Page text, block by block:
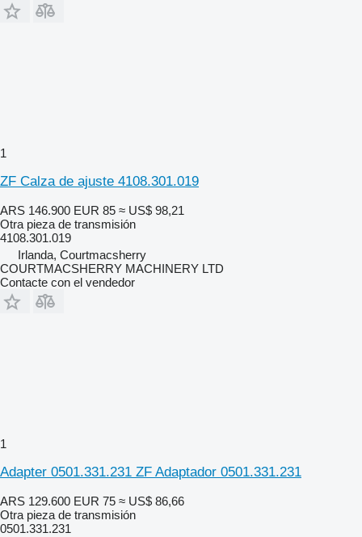
1
ZF Calza de ajuste 4108.301.019
ARS 146.900 EUR 85 ≈ US$ 98,21
Otra pieza de transmisión
4108.301.019
Irlanda, Courtmacsherry
COURTMACSHERRY MACHINERY LTD
Contacte con el vendedor
1
Adapter 0501.331.231 ZF Adaptador 0501.331.231
ARS 129.600 EUR 75 ≈ US$ 86,66
Otra pieza de transmisión
0501.331.231